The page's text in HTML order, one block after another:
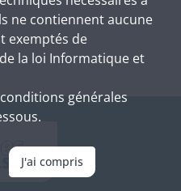
ne contiennent aucune
exemptés de
la loi Informatique et
générales
J'ai compris